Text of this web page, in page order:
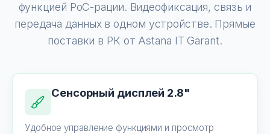
функцией PoC-рации. Видеофиксация, связь и
передача данных в одном устройстве. Прямые
поставки в РК от Astana IT Garant.
Сенсорный дисплей 2.8"
Удобное управление функциями и просмотр